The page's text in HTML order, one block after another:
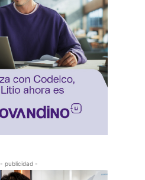
- publicidad -